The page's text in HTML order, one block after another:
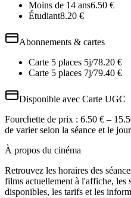
Moins de 14 ans6.50 €
Étudiant8.20 €
Abonnements & cartes
Carte 5 places 5j/78.20 €
Carte 5 places 7j/79.40 €
Disponible avec Carte UGC
Fourchette de prix : 6.50 € –
de varier selon la séance et le
À propos du cinéma
Retrouvez les horaires des
films actuellement à l'affiche, les
disponibles, les tarifs et les